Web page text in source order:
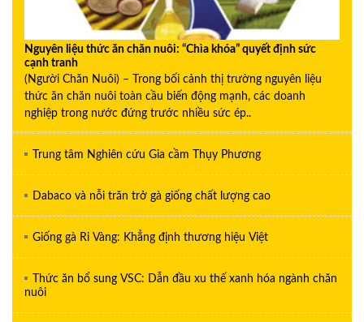
Nguyên liệu thức ăn chăn nuôi: “Chìa khóa” quyết định sức
cạnh tranh
(Người Chăn Nuôi) – Trong bối cảnh thị trường nguyên liệu
thức ăn chăn nuôi toàn cầu biến động mạnh, các doanh
nghiệp trong nước đứng trước nhiều sức ép..
Trung tâm Nghiên cứu Gia cầm Thụy Phương
Dabaco và nỗi trăn trở gà giống chất lượng cao
Giống gà Ri Vàng: Khẳng định thương hiệu Việt
Thức ăn bổ sung VSC: Dẫn đầu xu thế xanh hóa ngành chăn
nuôi